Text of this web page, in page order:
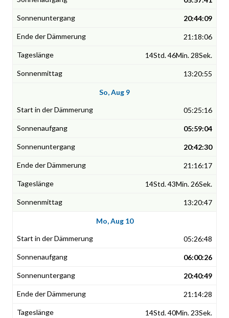
20:44:09
21:18:06
14Std. 46Min. 28Sek.
13:20:55
So, Aug 9
05:25:16
05:59:04
20:42:30
21:16:17
14Std. 43Min. 26Sek.
13:20:47
Mo, Aug 10
05:26:48
06:00:26
20:40:49
21:14:28
14Std. 40Min. 23Sek.